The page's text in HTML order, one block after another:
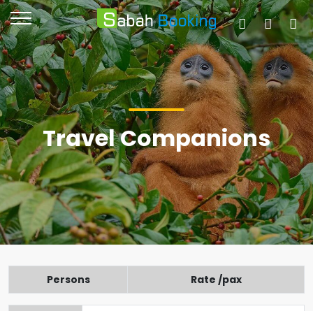
Travel Companions
Persons Rate /pax